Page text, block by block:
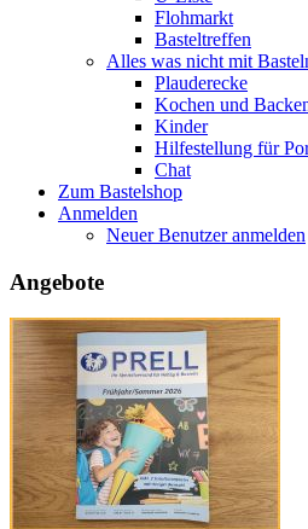
Flohmarkt
Basteltreffen
Alles was nicht mit
Plauderecke
Kochen und
Kinder
Hilfestellung für
Chat
Zum Bastelshop
Anmelden
Neuer Benutzer anmelden
Angebote